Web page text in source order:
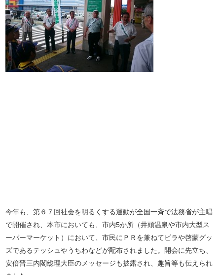
今年も、第６７回社会を明るくする運動が全国一斉で法務省が主唱
で開催され、本市においても、市内5か所（井頭温泉や市内大型ス
ーパーマーケット）において、市民にＰＲを兼ねてビラや啓蒙グッ
ズであるテッシュやうちわなどが配布されました。開会に先立ち、
安倍晋三内閣総理大臣のメッセージも披露され、趣旨等も伝えられ